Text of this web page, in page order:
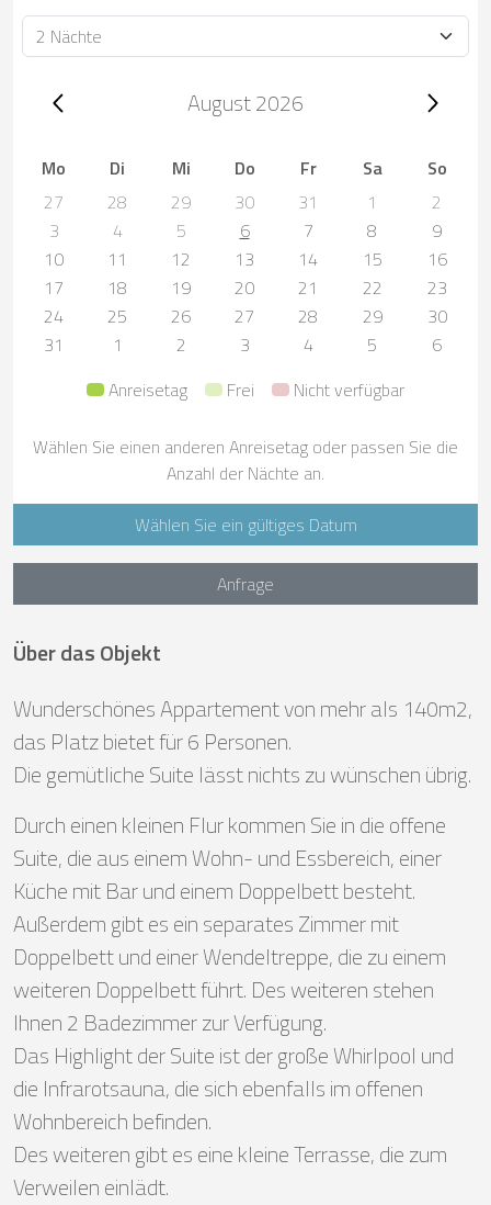
Dauer
Trip dates, August 2026August 2026
Mo Di Mi Do Fr Sa
So
27
28 29 30 31 1
2
3
4 5 6 7 8
9
10
11 12 13 14 15
16
17
18 19 20 21 22
23
24
25 26 27 28 29
30
31
1 2 3 4 5
6
Anreisetag
Frei Nicht verfügbar
Wählen Sie einen anderen Anreisetag oder passen Sie die
Anzahl der Nächte an.
Wählen Sie ein gültiges Datum
Anfrage
Über das Objekt
Wunderschönes Appartement von mehr als 140m2,
das Platz bietet für 6 Personen.
Die gemütliche Suite lässt nichts zu wünschen übrig.
Durch einen kleinen Flur kommen Sie in die offene
Suite, die aus einem Wohn- und Essbereich, einer
Küche mit Bar und einem Doppelbett besteht.
Außerdem gibt es ein separates Zimmer mit
Doppelbett und einer Wendeltreppe, die zu einem
weiteren Doppelbett führt. Des weiteren stehen
Ihnen 2 Badezimmer zur Verfügung.
Das Highlight der Suite ist der große Whirlpool und
die Infrarotsauna, die sich ebenfalls im offenen
Wohnbereich befinden.
Des weiteren gibt es eine kleine Terrasse, die zum
Verweilen einlädt.